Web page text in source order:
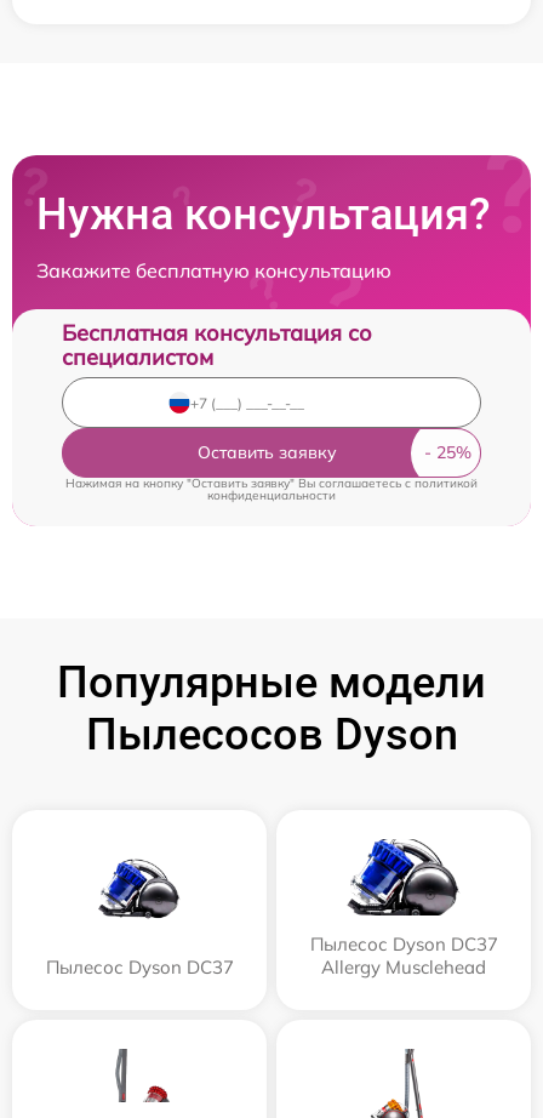
Нужна консультация?
Закажите бесплатную консультацию
Бесплатная консультация со
специалистом
Оставить заявку
Нажимая на кнопку "Оставить заявку" Вы соглашаетесь cполитикой
конфиденциальности
Популярные модели
Пылесосов Dyson
Пылесос Dyson DC37
Пылесос Dyson DC37
Allergy Musclehead